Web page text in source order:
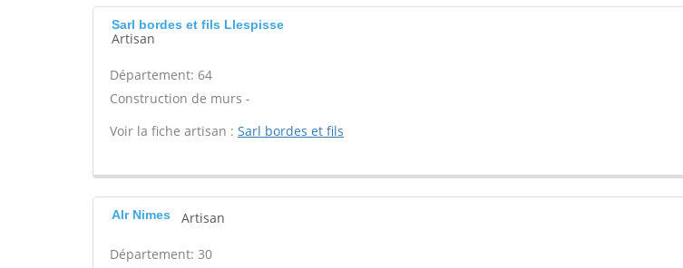
Sarl bordes et fils Llespisse
Artisan
Département: 64
Construction de murs -
Voir la fiche artisan : Sarl bordes et fils
Alr Nimes Artisan
Département: 30